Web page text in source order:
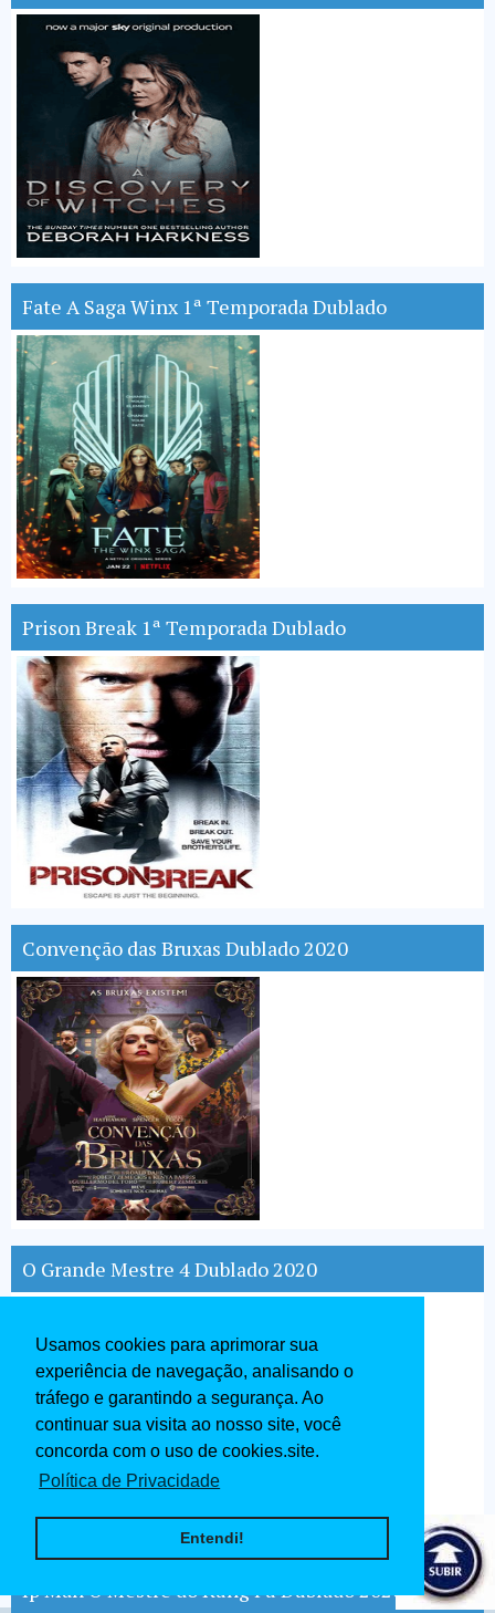
Usamos cookies para aprimorar sua
experiência de navegação, analisando o
tráfego e garantindo a segurança. Ao
continuar sua visita ao nosso site, você
concorda com o uso de cookies.site.
Política de Privacidade
Entendi!
Fate A Saga Winx 1ª Temporada Dublado
Prison Break 1ª Temporada Dublado
Convenção das Bruxas Dublado 2020
O Grande Mestre 4 Dublado 2020
Ip Man O Mestre do Kung Fu Dublado 2020